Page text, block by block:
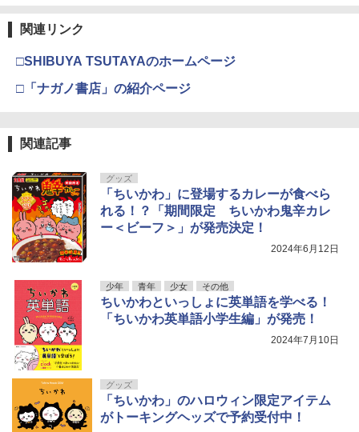
永瀬廉 ファースト写真集（仮） [ 永瀬廉
4
￥320
5
￥379
4
5
￥832
4
￥3,960
5
￥3,300
関連リンク
□SHIBUYA TSUTAYAのホームページ
□「ナガノ書店」の紹介ページ
関連記事
グッズ
「ちいかわ」に登場するカレーが食べら
れる！？「期間限定 ちいかわ鬼辛カレ
ー＜ビーフ＞」が発売決定！
2024年6月12日
少年 青年 少女 その他
ちいかわといっしょに英単語を学べる！
「ちいかわ英単語小学生編」が発売！
2024年7月10日
グッズ
「ちいかわ」のハロウィン限定アイテム
がトーキングヘッズで予約受付中！